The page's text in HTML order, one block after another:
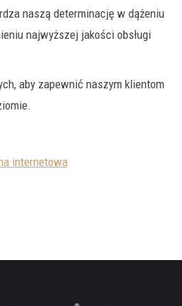
naszą determinację w dążeniu
najwyższej jakości obsługi
aby zapewnić naszym klientom
internetowa